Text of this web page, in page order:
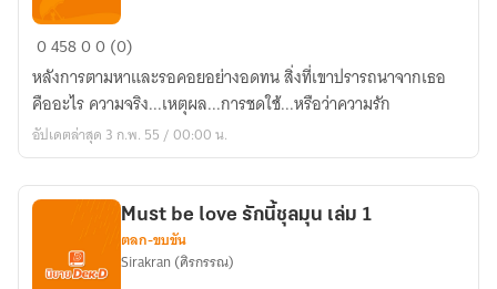
จบ)
The
Cordis
อดีต
รัก...
หัวใจ
สาป
045800 (0)
หลังการตามหาและรอคอยอย่างอดทน สิ่งที่เขาปรารถนาจากเธอ
คืออะไร ความจริง...เหตุผล...การชดใช้...หรือว่าความรัก
อัปเดตล่าสุด 3 ก.พ. 55 / 00:00 น.
Must be love รักนี้ชุลมุน เล่ม 1
ตลก-ขบขัน
Sirakran (ศิรกรรณ)